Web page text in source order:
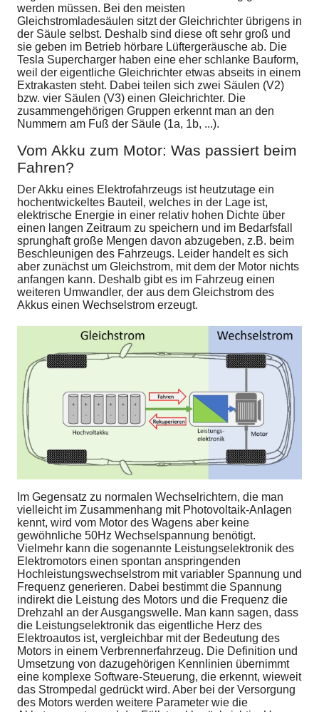
werden müssen. Bei den meisten
Gleichstromladesäulen sitzt der Gleichrichter übrigens in
der Säule selbst. Deshalb sind diese oft sehr groß und
sie geben im Betrieb hörbare Lüftergeräusche ab. Die
Tesla Supercharger haben eine eher schlanke Bauform,
weil der eigentliche Gleichrichter etwas abseits in einem
Extrakasten steht. Dabei teilen sich zwei Säulen (V2)
bzw. vier Säulen (V3) einen Gleichrichter. Die
zusammengehörigen Gruppen erkennt man an den
Nummern am Fuß der Säule (1a, 1b, ...).
Vom Akku zum Motor: Was passiert beim
Fahren?
Der Akku eines Elektrofahrzeugs ist heutzutage ein
hochentwickeltes Bauteil, welches in der Lage ist,
elektrische Energie in einer relativ hohen Dichte über
einen langen Zeitraum zu speichern und im Bedarfsfall
sprunghaft große Mengen davon abzugeben, z.B. beim
Beschleunigen des Fahrzeugs. Leider handelt es sich
aber zunächst um Gleichstrom, mit dem der Motor nichts
anfangen kann. Deshalb gibt es im Fahrzeug einen
weiteren Umwandler, der aus dem Gleichstrom des
Akkus einen Wechselstrom erzeugt.
Im Gegensatz zu normalen Wechselrichtern, die man
vielleicht im Zusammenhang mit Photovoltaik-Anlagen
kennt, wird vom Motor des Wagens aber keine
gewöhnliche 50Hz Wechselspannung benötigt.
Vielmehr kann die sogenannte Leistungselektronik des
Elektromotors einen spontan anspringenden
Hochleistungswechselstrom mit variabler Spannung und
Frequenz generieren. Dabei bestimmt die Spannung
indirekt die Leistung des Motors und die Frequenz die
Drehzahl an der Ausgangswelle. Man kann sagen, dass
die Leistungselektronik das eigentliche Herz des
Elektroautos ist, vergleichbar mit der Bedeutung des
Motors in einem Verbrennerfahrzeug. Die Definition und
Umsetzung von dazugehörigen Kennlinien übernimmt
eine komplexe Software-Steuerung, die erkennt, wieweit
das Strompedal gedrückt wird. Aber bei der Versorgung
des Motors werden weitere Parameter wie die